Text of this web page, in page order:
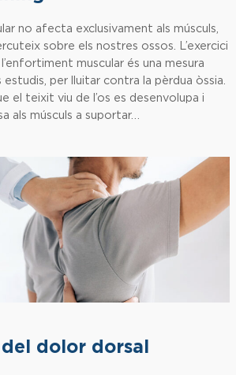
no afecta exclusivament als músculs,
sobre els nostres ossos. L’exercici
muscular és una mesura
per lluitar contra la pèrdua òssia.
el teixit viu de l’os es desenvolupa i
als músculs a suportar…
dolor dorsal